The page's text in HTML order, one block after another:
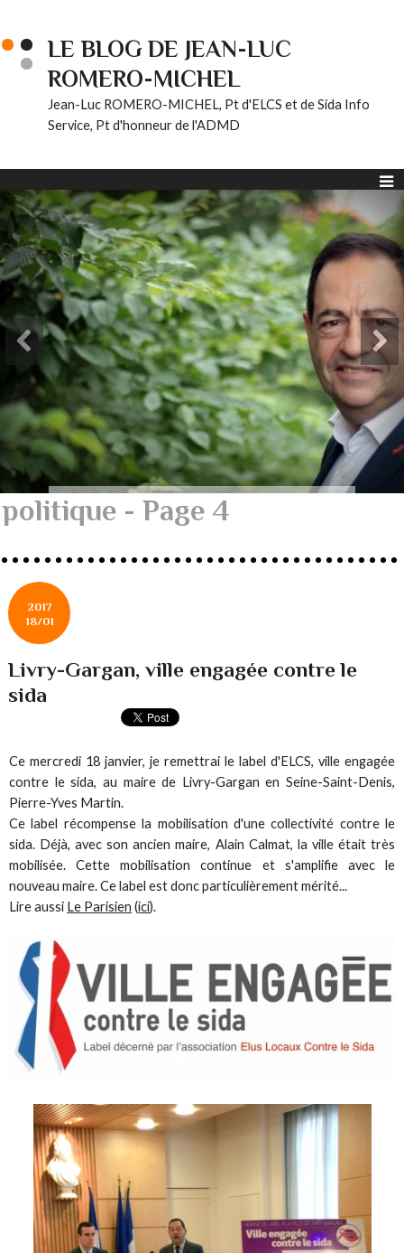
LE BLOG DE JEAN-LUC
ROMERO-MICHEL
Jean-Luc ROMERO-MICHEL, Pt d'ELCS et de Sida Info
Service, Pt d'honneur de l'ADMD
politique - Page 4
2017
18/01
Livry-Gargan, ville engagée contre le
sida
Ce mercredi 18 janvier, je remettrai le label d'ELCS, ville engagée
contre le sida, au maire de Livry-Gargan en Seine-Saint-Denis,
Pierre-Yves Martin.
Ce label récompense la mobilisation d'une collectivité contre le
sida. Déjà, avec son ancien maire, Alain Calmat, la ville était très
mobilisée. Cette mobilisation continue et s'amplifie avec le
nouveau maire. Ce label est donc particulièrement mérité...
Lire aussi Le Parisien (ici).